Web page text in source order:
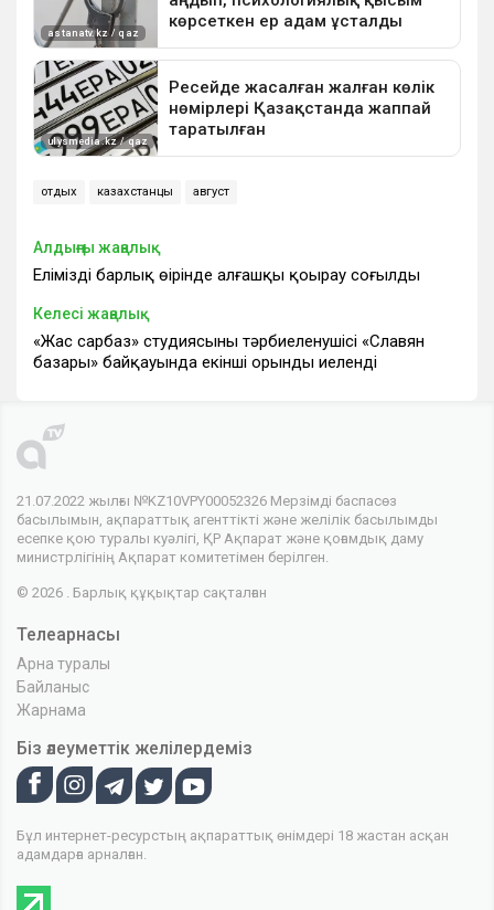
отдых казахстанцы август
Алдыңғы жаңалық
Еліміздің барлық өңірінде алғашқы қоңырау соғылды
Келесі жаңалық
«Жас сарбаз» студиясының тәрбиеленушісі «Славян
базары» байқауында екінші орынды иеленді
21.07.2022 жылғы №KZ10VPY00052326 Мерзімді баспасөз
басылымын, ақпараттық агенттікті және желілік басылымды
есепке қою туралы куәлігі, ҚР Ақпарат және қоғамдық даму
министрлігінің Ақпарат комитетімен берілген.
© 2026 . Барлық құқықтар сақталған
Телеарнасы
Арна туралы
Байланыс
Жарнама
Біз әлеуметтік желілердеміз
Бұл интернет-ресурстың ақпараттық өнімдері 18 жастан асқан
адамдарға арналған.